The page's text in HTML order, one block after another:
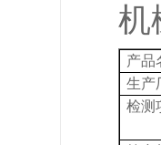
机
产品
生产
检测